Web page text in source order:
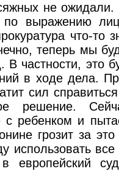
не
выражению
что-то
теперь мы
частности, это
в ходе дела.
сил
решение.
ребенком и
грозит за
использовать все
европейский